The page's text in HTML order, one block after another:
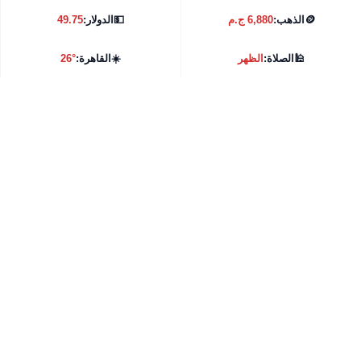
🪙 الذهب:6,880 ج.م 💵الدولار:49.75
🕌الصلاة:الظهر ☀️القاهرة:26°